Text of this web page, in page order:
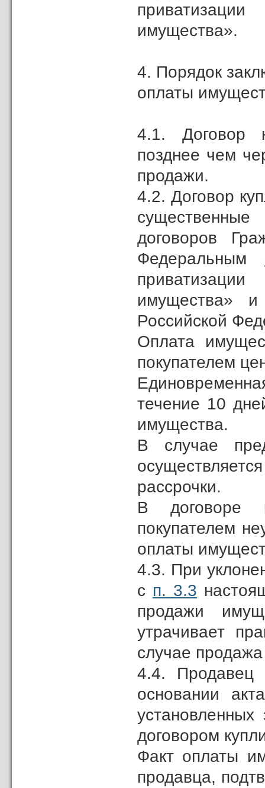
имущества».
4. Порядок
оплаты
4.1. Договор
позднее чем
продажи.
4.2. Договор
договоров
Федеральным
имущества»
Российской
Оплата
покупателем
течение 10
имущества.
В случае
рассрочки.
В договоре
покупателем
оплаты
4.3. При
с п. 3.3
продажи
утрачивает
случае
4.4. Продавец
основании
договором
Факт оплаты
продавца,